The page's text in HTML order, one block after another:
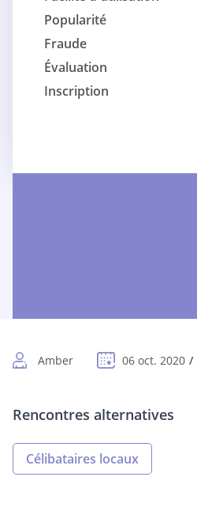
Popularité
Fraude
Évaluation
Inscription
Amber 06 oct. 2020
Rencontres alternatives
Célibataires locaux